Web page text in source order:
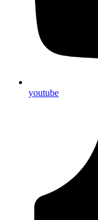
youtube